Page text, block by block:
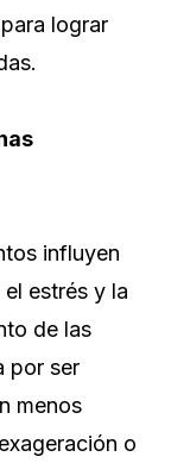
lograr
influyen
estrés y la
de las
por ser
menos
o